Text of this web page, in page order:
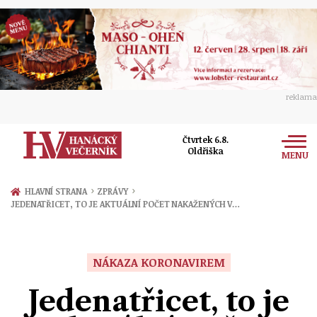
reklama
Čtvrtek 6.8.
Oldřiška
MENU
Zprávy
Přerov
Ekonomika
Ženy
Sport
HLAVNÍ STRANA › ZPRÁVY ›
JEDENATŘICET, TO JE AKTUÁLNÍ POČET NAKAŽENÝCH V…
NÁKAZA KORONAVIREM
Jedenatřicet, to je